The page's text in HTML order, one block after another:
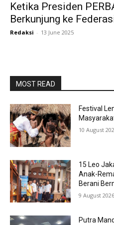
Ketika Presiden
Berkunjung ke
Redaksi - 13 June 2025
MOST READ
Festival
10 August
15 Leo
Anak-
Berani
9 August 2026
Putra